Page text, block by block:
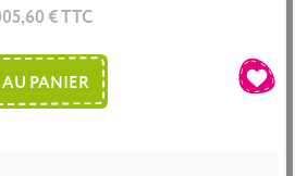
€ TTC
PANIER